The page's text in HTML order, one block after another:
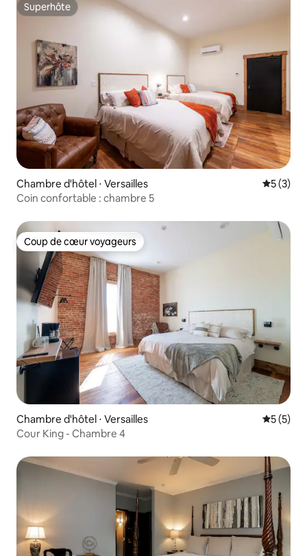
Superhôte
Superhôte
Chambre d'hôtel ⋅ Versailles
5 (3)
Coin confortable : chambre 5
Coup de cœur voyageurs
Coup de cœur voyageurs
Chambre d'hôtel ⋅ Versailles
5 (5)
Cour King - Chambre 4